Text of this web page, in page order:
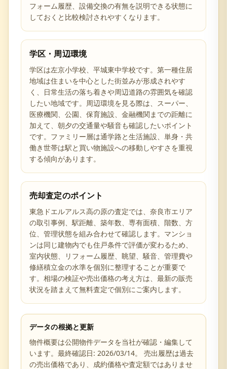
フォーム履歴、設備交換の有無を説明できる状態に
しておくと比較検討されやすくなります。
学区・周辺環境
学区は左京小学校、平城東中学校です。第一種住居
地域は住まいを中心とした街並みが形成されやす
く、日常生活の落ち着きや周辺道路の雰囲気を確認
したい地域です。周辺環境を見る際は、スーパー、
医療機関、公園、保育施設、金融機関までの距離に
加えて、朝夕の交通量や騒音も確認したいポイント
です。ファミリー層は通学路と生活施設、単身・共
働き世帯は駅と買い物施設への移動しやすさを重視
する傾向があります。
売却査定のポイント
東急ドエルアルス高の原の査定では、奈良市エリア
の取引事例、駅距離、築年数、専有面積、階数、方
位、管理状態を組み合わせて確認します。マンショ
ンは同じ建物内でも住戸条件で評価が変わるため、
室内状態、リフォーム履歴、眺望、騒音、管理費や
修繕積立金の水準を個別に整理することが重要で
す。相場の検証や売出価格の考え方は、最新の販売
状況を踏まえて無料査定で個別にご案内します。
データの根拠と更新
物件概要は公開物件データを当社が確認・編集して
います。最終確認日: 2026/03/14。 売出履歴は過去
の売出価格であり、成約価格や査定額ではありませ